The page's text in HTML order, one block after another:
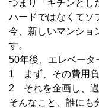
つまり「キチンとし
ハードではなくてソ
今、新しいマンショ
す。
50年後、エレベータ
1 まず、その費用
2 それを企画し、
そんなこと、誰にも